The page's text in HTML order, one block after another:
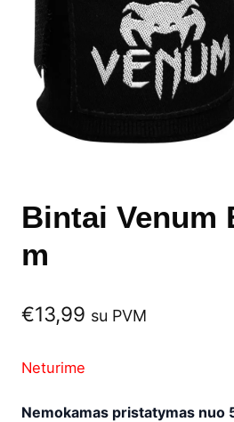
Bintai Venum
m
€13,99 su PVM
Neturime
Nemokamas pristatymas nuo